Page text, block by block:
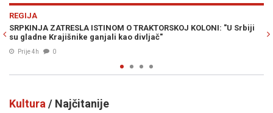
"U Srbiji
NUKLEARNA OPCIJA NA STOLU: Wilkerson upozorava
katastrofalan scenario u ratu sa Iranom
Kultura / Najčitanije